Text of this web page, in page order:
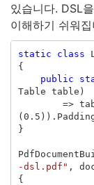
있습니다. DSL
이해하기 쉬워집
static class
{
public
Table table )
=>
( 0.5 )).
}
-dsl.pdf" ,
{